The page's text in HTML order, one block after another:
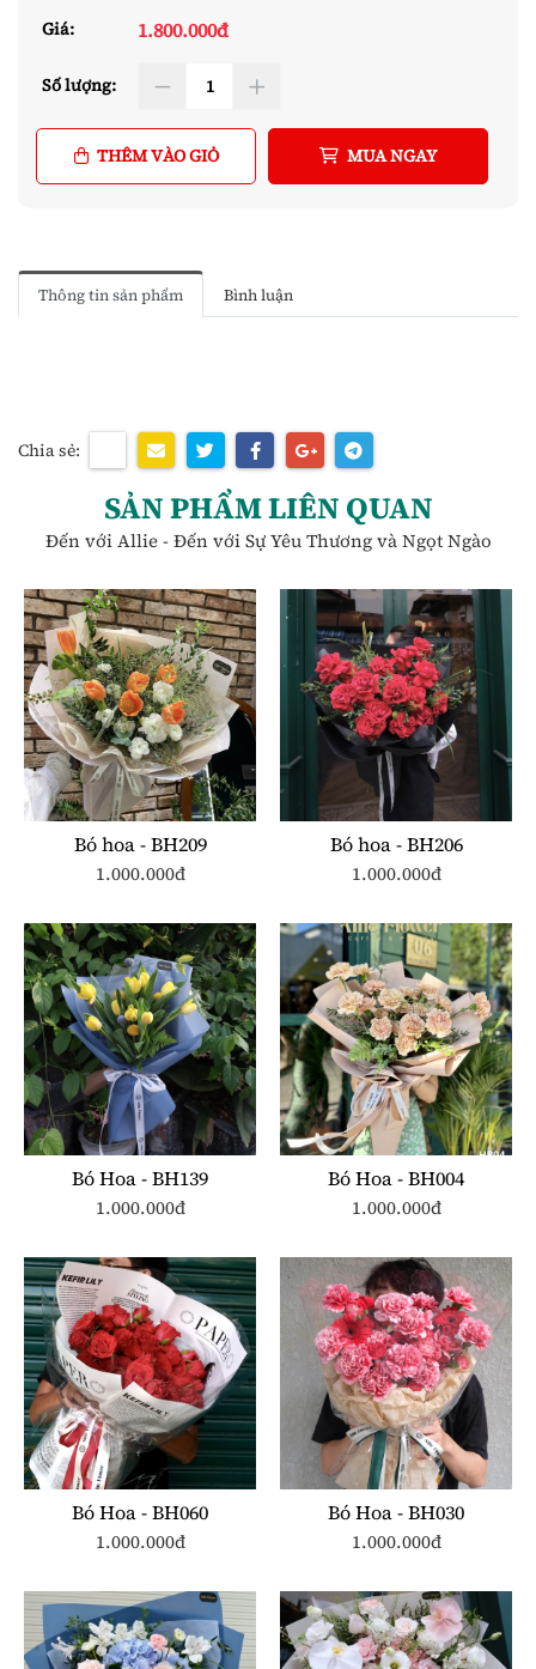
Giá:
1.800.000đ
Số lượng:
THÊM VÀO GIỎ MUA NGAY
Thông tin sản phẩm Bình luận
Chia sẻ:
SẢN PHẨM LIÊN QUAN
Đến với Allie - Đến với Sự Yêu Thương và Ngọt Ngào
Bó hoa - BH209
1.000.000đ
Bó hoa - BH206
1.000.000đ
Bó Hoa - BH139
1.000.000đ
Bó Hoa - BH004
1.000.000đ
Bó Hoa - BH060
1.000.000đ
Bó Hoa - BH030
1.000.000đ